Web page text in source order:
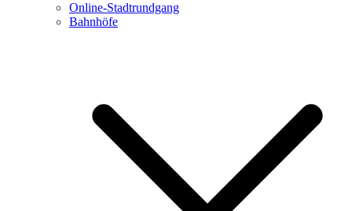
Online-Stadtrundgang
Bahnhöfe